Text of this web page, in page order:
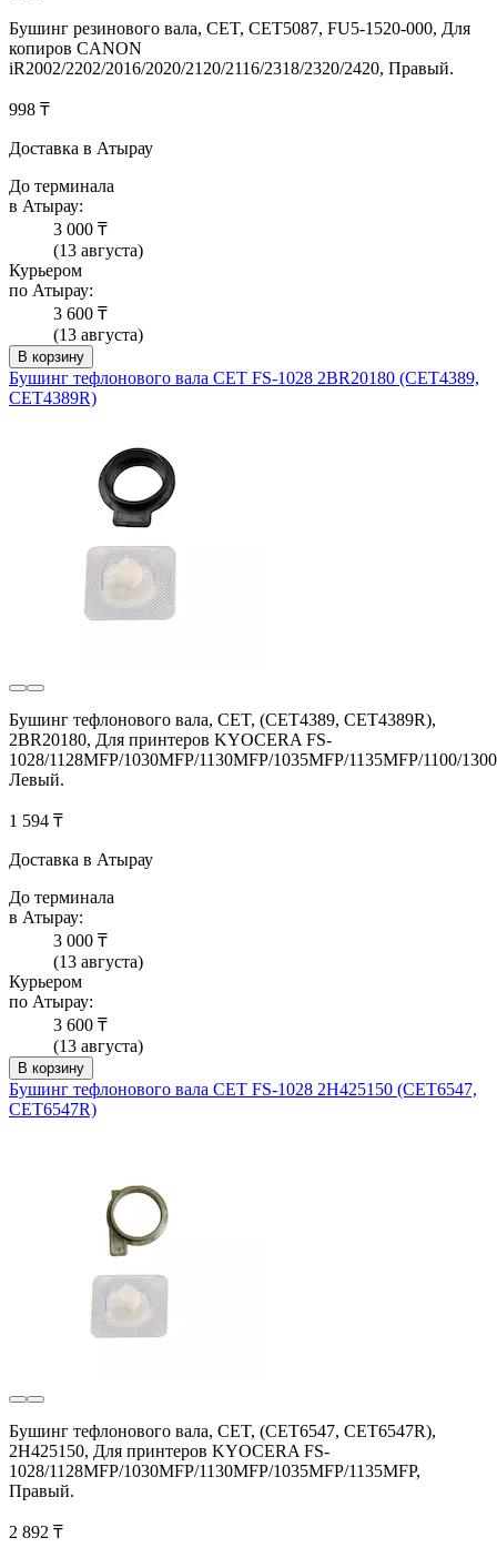
Бушинг резинового вала, CET, CET5087, FU5-1520-000, Для
копиров CANON
iR2002/2202/2016/2020/2120/2116/2318/2320/2420, Правый.
998 ₸
Доставка в Атырау
До терминала
в Атырау:
3 000 ₸
(13 августа)
Курьером
по Атырау:
3 600 ₸
(13 августа)
В корзину
Бушинг тефлонового вала CET FS-1028 2BR20180 (CET4389,
CET4389R)
Бушинг тефлонового вала, CET, (CET4389, CET4389R),
2BR20180, Для принтеров KYOCERA FS-
1028/1128MFP/1030MFP/1130MFP/1035MFP/1135MFP/1100/
Левый.
1 594 ₸
Доставка в Атырау
До терминала
в Атырау:
3 000 ₸
(13 августа)
Курьером
по Атырау:
3 600 ₸
(13 августа)
В корзину
Бушинг тефлонового вала CET FS-1028 2H425150 (CET6547,
CET6547R)
Бушинг тефлонового вала, CET, (CET6547, CET6547R),
2H425150, Для принтеров KYOCERA FS-
1028/1128MFP/1030MFP/1130MFP/1035MFP/1135MFP,
Правый.
2 892 ₸